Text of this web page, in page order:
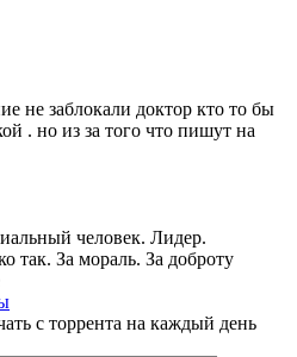
не заблокали доктор кто то бы
. но из за того что пишут на
человек. Лидер.
так. За мораль. За доброту
с торрента на каждый день